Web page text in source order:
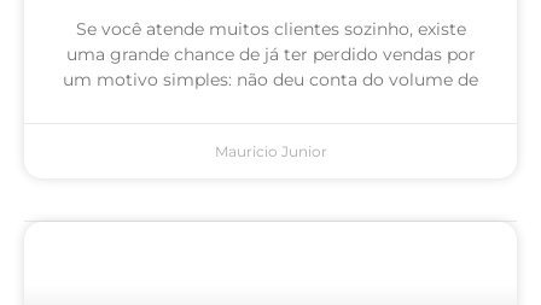
Se você atende muitos clientes sozinho, existe
uma grande chance de já ter perdido vendas por
um motivo simples: não deu conta do volume de
Mauricio Junior